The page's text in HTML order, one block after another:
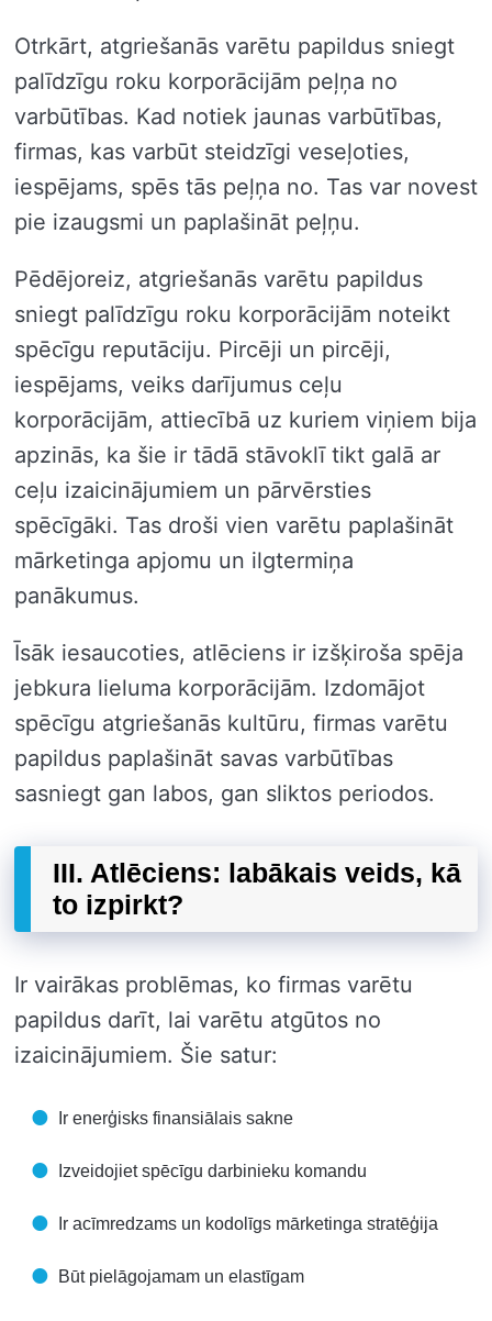
Otrkārt, atgriešanās varētu papildus sniegt
palīdzīgu roku korporācijām peļņa no
varbūtības. Kad notiek jaunas varbūtības,
firmas, kas varbūt steidzīgi veseļoties,
iespējams, spēs tās peļņa no. Tas var novest
pie izaugsmi un paplašināt peļņu.
Pēdējoreiz, atgriešanās varētu papildus
sniegt palīdzīgu roku korporācijām noteikt
spēcīgu reputāciju. Pircēji un pircēji,
iespējams, veiks darījumus ceļu
korporācijām, attiecībā uz kuriem viņiem bija
apzinās, ka šie ir tādā stāvoklī tikt galā ar
ceļu izaicinājumiem un pārvērsties
spēcīgāki. Tas droši vien varētu paplašināt
mārketinga apjomu un ilgtermiņa
panākumus.
Īsāk iesaucoties, atlēciens ir izšķiroša spēja
jebkura lieluma korporācijām. Izdomājot
spēcīgu atgriešanās kultūru, firmas varētu
papildus paplašināt savas varbūtības
sasniegt gan labos, gan sliktos periodos.
III. Atlēciens: labākais veids, kā
to izpirkt?
Ir vairākas problēmas, ko firmas varētu
papildus darīt, lai varētu atgūtos no
izaicinājumiem. Šie satur:
Ir enerģisks finansiālais sakne
Izveidojiet spēcīgu darbinieku komandu
Ir acīmredzams un kodolīgs mārketinga stratēģija
Būt pielāgojamam un elastīgam